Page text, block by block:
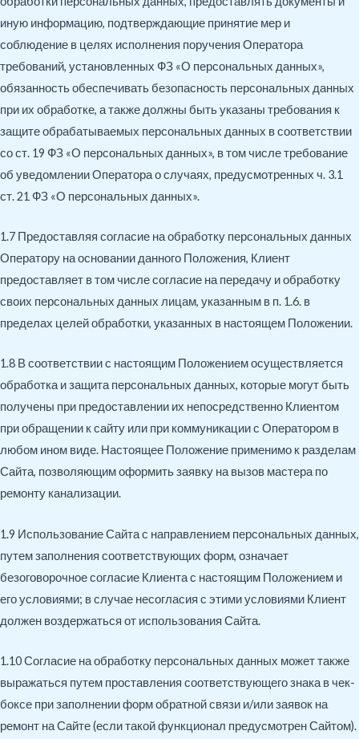
иную информацию, подтверждающие принятие мер и
соблюдение в целях исполнения поручения Оператора
требований, установленных ФЗ «О персональных данных»,
обязанность обеспечивать безопасность персональных данных
при их обработке, а также должны быть указаны требования к
защите обрабатываемых персональных данных в соответствии
со ст. 19 ФЗ «О персональных данных», в том числе требование
об уведомлении Оператора о случаях, предусмотренных ч. 3.1
ст. 21 ФЗ «О персональных данных».
1.7 Предоставляя согласие на обработку персональных данных
Оператору на основании данного Положения, Клиент
предоставляет в том числе согласие на передачу и обработку
своих персональных данных лицам, указанным в п. 1.6. в
пределах целей обработки, указанных в настоящем Положении.
1.8 В соответствии с настоящим Положением осуществляется
обработка и защита персональных данных, которые могут быть
получены при предоставлении их непосредственно Клиентом
при обращении к сайту или при коммуникации с Оператором в
любом ином виде. Настоящее Положение применимо к разделам
Сайта, позволяющим оформить заявку на вызов мастера по
ремонту канализации.
1.9 Использование Сайта с направлением персональных данных,
путем заполнения соответствующих форм, означает
безоговорочное согласие Клиента с настоящим Положением и
его условиями; в случае несогласия с этими условиями Клиент
должен воздержаться от использования Сайта.
1.10 Согласие на обработку персональных данных может также
выражаться путем проставления соответствующего знака в чек-
боксе при заполнении форм обратной связи и/или заявок на
ремонт на Сайте (если такой функционал предусмотрен Сайтом).